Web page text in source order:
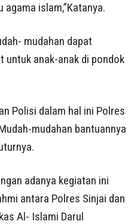
islam,”Katanya.
mudahan dapat
untuk anak-anak di pondok
Polisi dalam hal ini Polres
mudahan bantuannya
adanya kegiatan ini
antara Polres Sinjai dan
Al- Islami Darul